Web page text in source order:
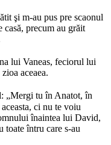
şi m-au pus pre scaonul
precum au grăit
lui Vaneas, feciorul lui
aceaea.
„Mergi tu în Anatot, în
ci nu te voiu
înaintea lui David,
toate întru care s-au